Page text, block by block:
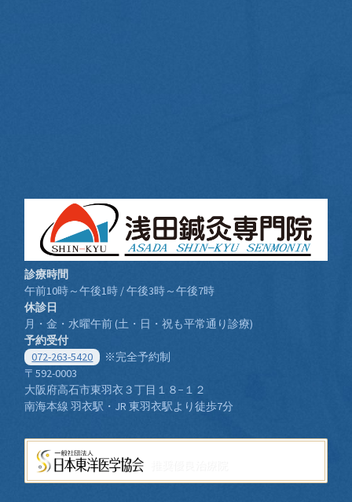
診療時間
午前10時～午後1時 / 午後3時～午後7時
休診日
月・金・水曜午前 (土・日・祝も平常通り診療)
予約受付
072-263-5420
※完全予約制
〒592-0003
大阪府高石市東羽衣３丁目１８−１２
南海本線 羽衣駅・JR 東羽衣駅より徒歩7分